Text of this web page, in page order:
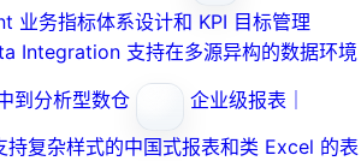
业务指标体系设计和 KPI 目标管理
Integration 支持在多源异构的数据环境
到分析型数仓
企业级报表｜
持复杂样式的中国式报表和类 Excel 的表